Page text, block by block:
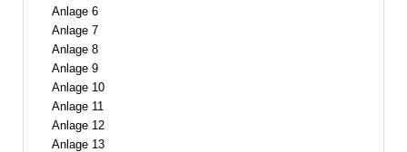
Anlage 6
Anlage 7
Anlage 8
Anlage 9
Anlage 10
Anlage 11
Anlage 12
Anlage 13